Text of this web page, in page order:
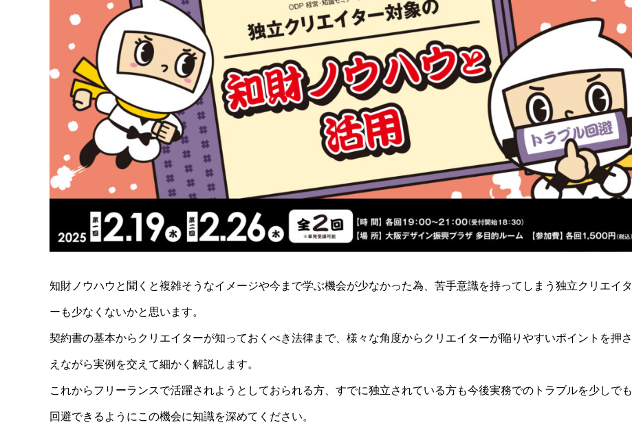
知財ノウハウと聞くと複雑そうなイメージや今まで学ぶ機会が少なかった為、苦手意識を持ってしまう独立クリエイタ
ーも少なくないかと思います。
契約書の基本からクリエイターが知っておくべき法律まで、様々な角度からクリエイターが陥りやすいポイントを押さ
えながら実例を交えて細かく解説します。
これからフリーランスで活躍されようとしておられる方、すでに独立されている方も今後実務でのトラブルを少しでも
回避できるようにこの機会に知識を深めてください。